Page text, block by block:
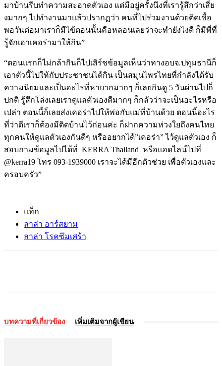
มาบ้านรีบทำความสะอาดตัวเอง แต่มีอยู่ครั้งนึงที่เรารู้สึกว่าเสี่ย
งมากๆ ไปทำงานมาแล้วปรากฏว่า คนที่ไปร่วมงานด้วยติดเชื้อ
พอวันต่อมาเราก็มีไข้ตอนนั้นคือหลอนเลยว่าจะทำยังไงดี ก็มีพี่ที่
รู้จักเอาเคอร่ามาให้กิน”
“ตอนแรกก็ไม่กล้ากินก็ไปเสิร์ชข้อมูลเห็นว่าทางอบจ.ปทุมธานีก็
เอาตัวนี้ไปให้กับประชาชนได้กิน เป็นสมุนไพรไทยที่กำลังได้รับ
ความนิยมและเป็นอะไรที่หายากมากๆ ก็เลยกินดู 5 วันผ่านไปก็
ปกติ รู้สึกโล่งเลยเราดูแลตัวเองดีมากๆ ก็กลัวว่าจะเป็นอะไรหรือ
เปล่า ตอนนี้ก็เลยส่งเคอร่าไปให้พ่อกับแม่ที่บ้านด้วย ตอนนี้อะไร
ที่ว่าดีเราก็ต้องมีติดบ้านไว้ก่อนค่ะ ก็ฝากความห่วงใยถึงคนไทย
ทุกคนให้ดูแลตัวเองกันดีๆ หรืออยากได้”เคอร่า” ไว้ดูแลตัวเอง ก็
สอบถามข้อมูลไปได้ที่ KERRA Thailand หรือแอดไลน์ไปที่
@kerra19 โทร 093-1939000 เราจะได้มีอีกตัวช่วย เพื่อตัวเองและ
ครอบครัว”
แท็ก
ลาล่า อาร์สยาม
ลาล่า โรคซึมเศร้า
บทความที่เกี่ยวข้อง เพิ่มเติมจากผู้เขียน